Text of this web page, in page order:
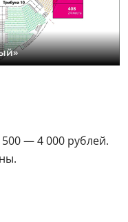
— 4 000 рублей.